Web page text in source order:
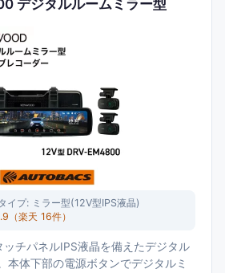
デジタルルームミラー型
イプ: ミラー型(12V型IPS液晶)
（楽天 16件）
ッチパネルIPS液晶を備えたデジタル
本体下部の電源ボタンでデジタルミ